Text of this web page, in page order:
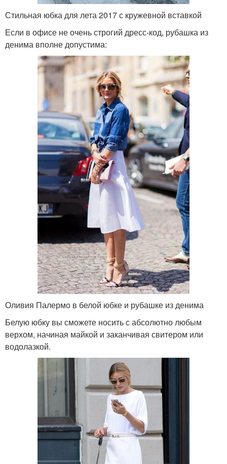
Стильная юбка для лета 2017 с кружевной вставкой
Если в офисе не очень строгий дресс-код, рубашка из
денима вполне допустима:
Оливия Палермо в белой юбке и рубашке из денима
Белую юбку вы сможете носить с абсолютно любым
верхом, начиная майкой и заканчивая свитером или
водолазкой.